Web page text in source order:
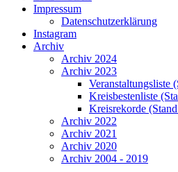
Impressum
Datenschutzerklärung
Instagram
Archiv
Archiv 2024
Archiv 2023
Veranstaltungsliste
Kreisbestenliste
Kreisrekorde
Archiv 2022
Archiv 2021
Archiv 2020
Archiv 2004 - 2019